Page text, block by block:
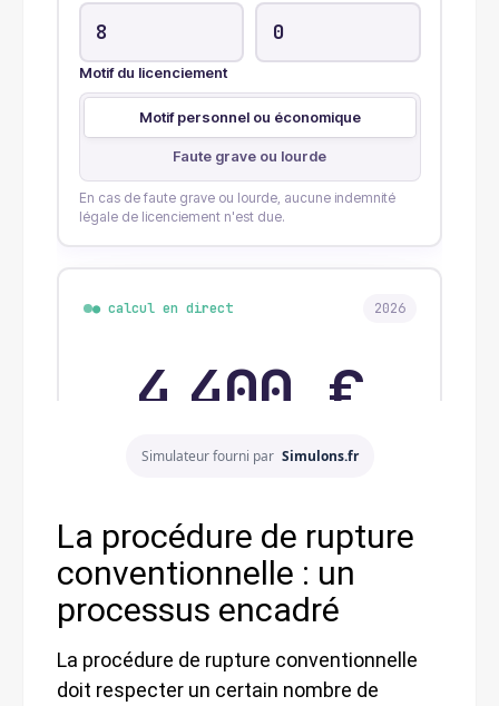
Simulateur fourni par Simulons.fr
La procédure de rupture
conventionnelle : un
processus encadré
La procédure de rupture conventionnelle
doit respecter un certain nombre de